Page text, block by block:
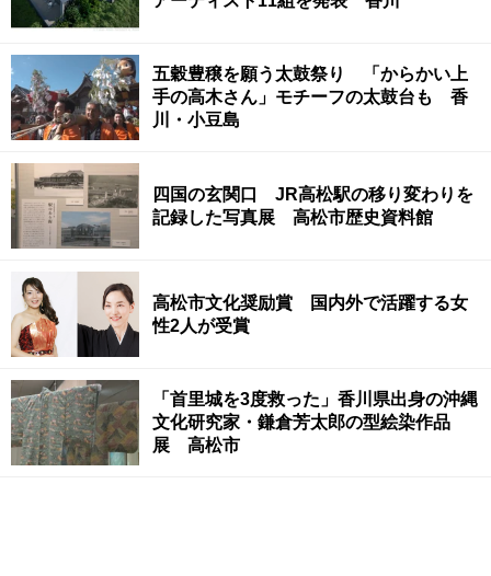
五穀豊穣を願う太鼓祭り 「からかい上
手の高木さん」モチーフの太鼓台も 香
川・小豆島
四国の玄関口 JR高松駅の移り変わりを
記録した写真展 高松市歴史資料館
高松市文化奨励賞 国内外で活躍する女
性2人が受賞
「首里城を3度救った」香川県出身の沖縄
文化研究家・鎌倉芳太郎の型絵染作品
展 高松市